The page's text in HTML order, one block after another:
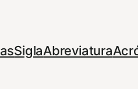
SiglaAbreviatura